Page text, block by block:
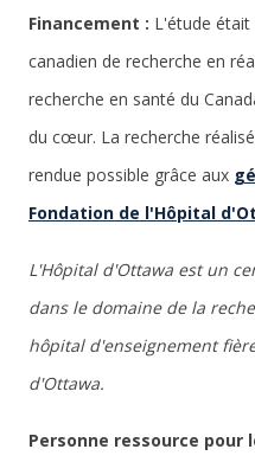
Financement : L'étude était
canadien de recherche en
recherche en santé du
du cœur. La recherche
rendue possible grâce aux
Fondation de l'Hôpital
L'Hôpital d'Ottawa est un
dans le domaine de la
hôpital d'enseignement
d'Ottawa.
Personne ressource pour